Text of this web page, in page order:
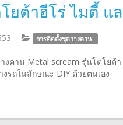
ต้าฮีโร่ ไมตี้ แ
การติดตั้งชุดวางคาน
คาน Metal scream รุ่นโตโยต้
รถในลักษณะ DIY ด้วยตนเอง